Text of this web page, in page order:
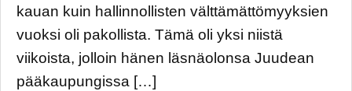
kauan kuin hallinnollisten välttämättömyyksien
vuoksi oli pakollista. Tämä oli yksi niistä
viikoista, jolloin hänen läsnäolonsa Juudean
pääkaupungissa […]